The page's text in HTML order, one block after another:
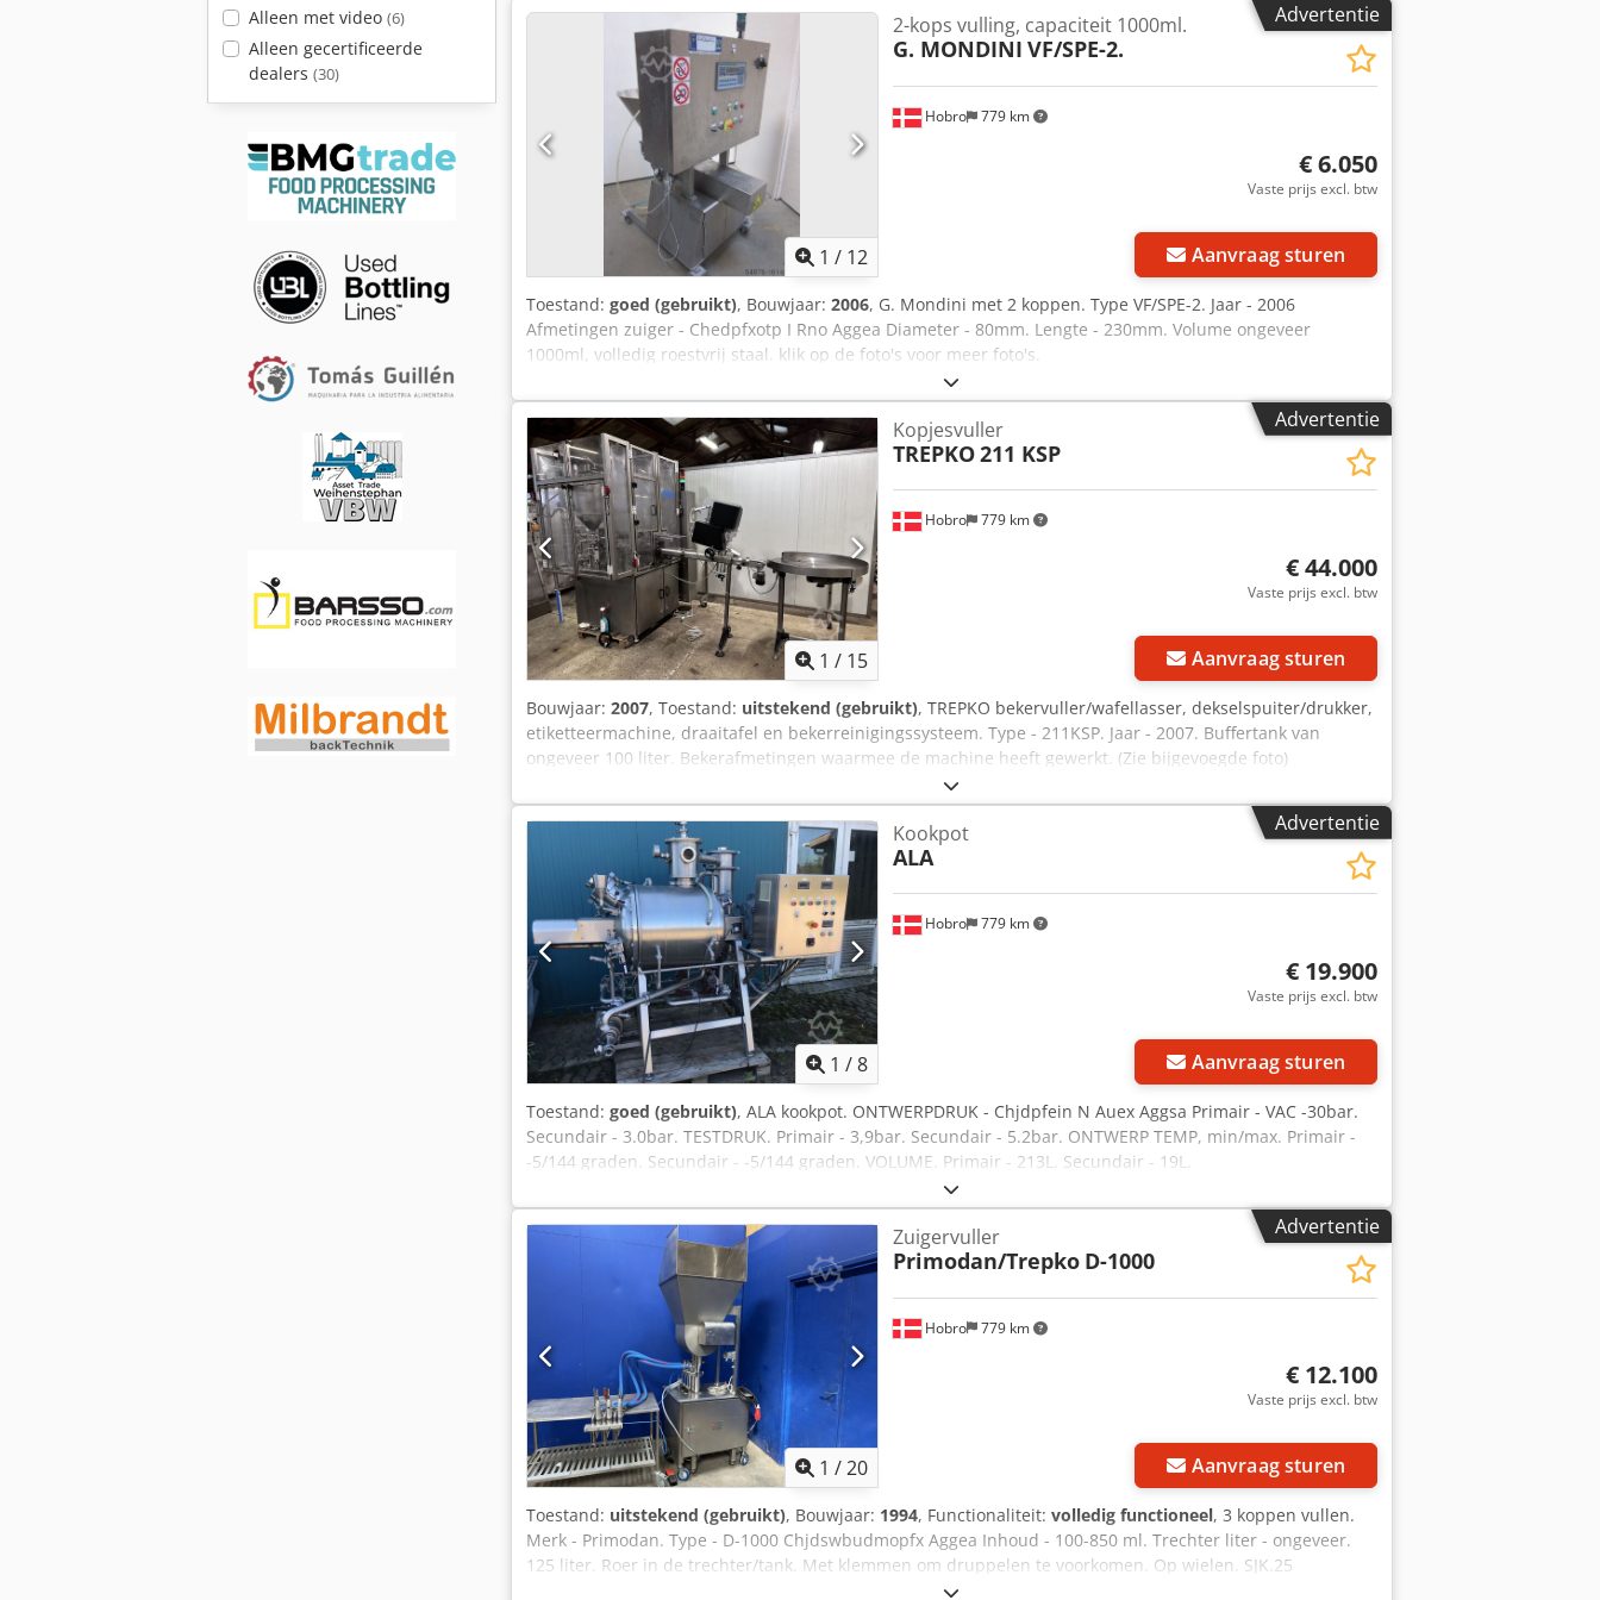
Alleen met video (6)
Alleen gecertificeerde
dealers (30)
Advertentie
1 / 12
Hobro 779 km
2-kops vulling, capaciteit 1000ml.
G. MONDINI VF/SPE-2.
€ 6.050
Vaste prijs excl. btw
Aanvraag sturen
Toestand: goed (gebruikt), Bouwjaar: 2006, G. Mondini met 2 koppen. Type VF/SPE-2. Jaar - 2006
Afmetingen zuiger - Chedpfxotp I Rno Aggea Diameter - 80mm. Lengte - 230mm. Volume ongeveer
1000ml, volledig roestvrij staal. klik op de foto's voor meer foto's.
Advertentie
1 / 15
Hobro 779 km
Kopjesvuller
TREPKO211 KSP
€ 44.000
Vaste prijs excl. btw
Aanvraag sturen
Bouwjaar: 2007, Toestand: uitstekend (gebruikt), TREPKO bekervuller/wafellasser, dekselspuiter/drukker,
etiketteermachine, draaitafel en bekerreinigingssysteem. Type - 211KSP. Jaar - 2007. Buffertank van
ongeveer 100 liter. Bekerafmetingen waarmee de machine heeft gewerkt. (Zie bijgevoegde foto)
Volumebereik met doseercilinder Ø93mm. Minimaal - 170ml. Maximaal - 530ml. Capaciteit - 35 kopjes
/min. Volt - 3x400V. Vermogen - 3,5kva. Vollast stroom - 5,1A. Chsdpsiq I Uxofx Aggoa Stroom enkele unit -
4,5A. Onderbreekvermogen - 6kA. Besturingssysteem - 24V DC, 10A. Luchtverbruik - 590 L/min. Luchtdruk -
6 bar. Video is beschikbaar bij het opstarten en kan per e-mail worden verzonden.
Advertentie
1 /8
Hobro 779 km
Kookpot
ALA
€ 19.900
Vaste prijs excl. btw
Aanvraag sturen
Toestand: goed (gebruikt), ALA kookpot. ONTWERPDRUK - Chjdpfein N Auex Aggsa Primair - VAC -30bar.
Secundair - 3.0bar. TESTDRUK. Primair - 3,9bar. Secundair - 5.2bar. ONTWERP TEMP, min/max. Primair -
-5/144 graden. Secundair - -5/144 graden. VOLUME. Primair - 213L. Secundair - 19L.
Advertentie
1 /20
Hobro 779 km
Zuigervuller
Primodan/Trepko D-1000
€ 12.100
Vaste prijs excl. btw
Aanvraag sturen
Toestand: uitstekend (gebruikt), Bouwjaar: 1994, Functionaliteit: volledig functioneel, 3 koppen vullen.
Merk - Primodan. Type - D-1000 Chjdswbudmopfx Aggea Inhoud - 100-850 ml. Trechter liter - ongeveer.
125 liter. Roer in de trechter/tank. Met klemmen om druppelen te voorkomen. Op wielen. SJK.25